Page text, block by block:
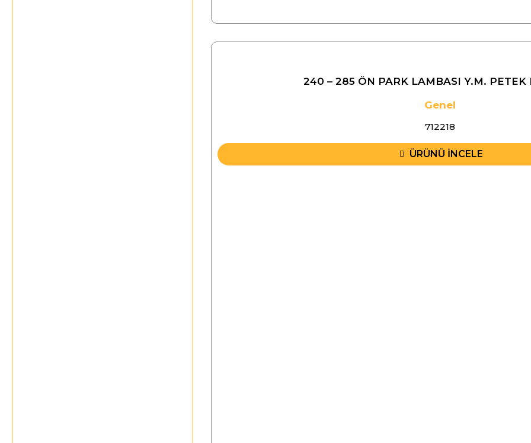
240 – 285 ÖN PARK LAMBASI Y.M. PETEK
Genel
712218
ÜRÜNÜ İNCELE